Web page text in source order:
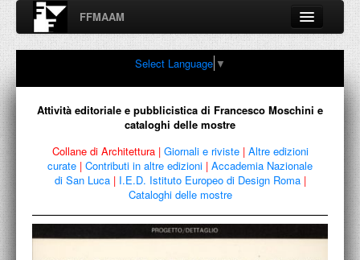
FFMAAM
Fondo Francesco Moschini
A.A.M. Architettura Arte Moderna
Percorsi, nodi, sconfinamenti e contaminazioni tra Arte,
FFMAAM
PUBBLICAZIONI
Select Language ▼
Attività editoriale e pubblicistica di Francesco Moschini e
cataloghi delle mostre
Collane di Architettura | Giornali e riviste | Altre edizioni
curate | Contributi in altre edizioni | Accademia Nazionale
di San Luca | I.E.D. Istituto Europeo di Design Roma |
Cataloghi delle mostre